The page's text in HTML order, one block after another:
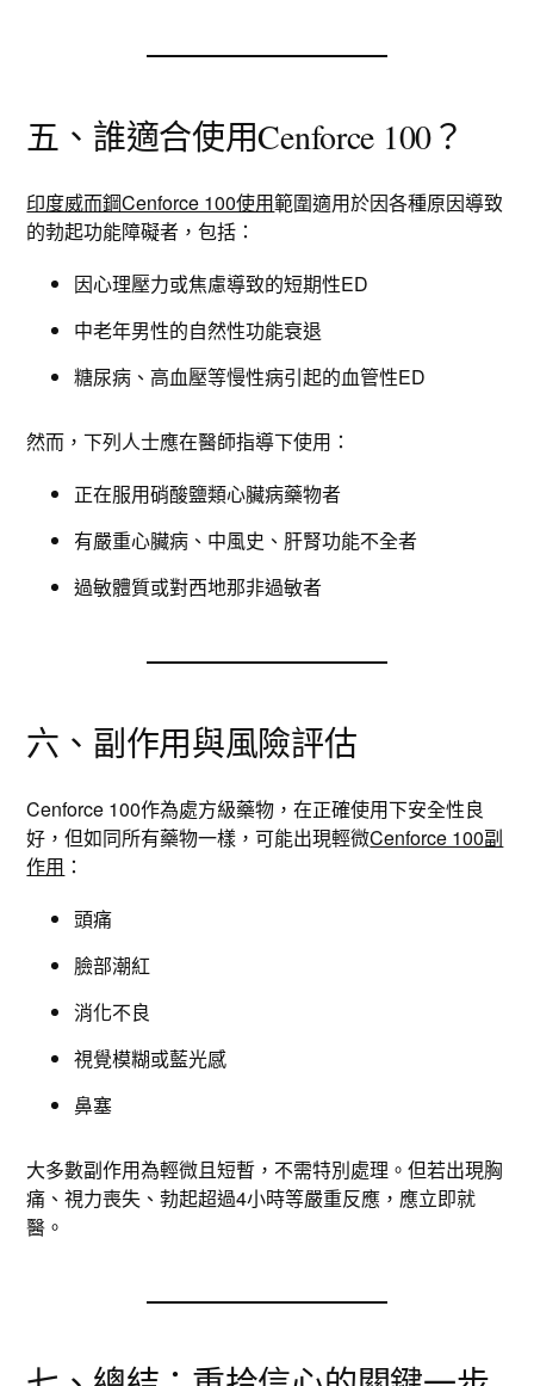
五、誰適合使用Cenforce 100？
印度威而鋼Cenforce 100使用範圍適用於因各種原因導致
的勃起功能障礙者，包括：
因心理壓力或焦慮導致的短期性ED
中老年男性的自然性功能衰退
糖尿病、高血壓等慢性病引起的血管性ED
然而，下列人士應在醫師指導下使用：
正在服用硝酸鹽類心臟病藥物者
有嚴重心臟病、中風史、肝腎功能不全者
過敏體質或對西地那非過敏者
六、副作用與風險評估
Cenforce 100作為處方級藥物，在正確使用下安全性良
好，但如同所有藥物一樣，可能出現輕微Cenforce 100副
作用 ：
頭痛
臉部潮紅
消化不良
視覺模糊或藍光感
鼻塞
大多數副作用為輕微且短暫，不需特別處理。但若出現胸
痛、視力喪失、勃起超過4小時等嚴重反應，應立即就
醫。